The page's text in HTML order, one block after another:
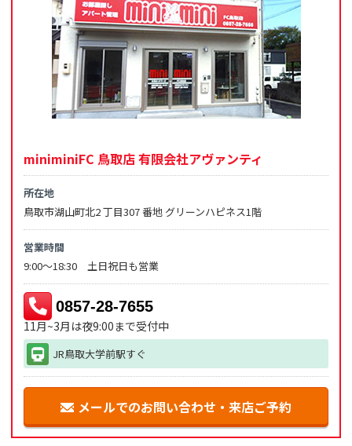
miniminiFC 鳥取店 有限会社アヴァンティ
所在地
鳥取市湖山町北2 丁目307 番地 グリーンハピネス1階
営業時間
9:00～18:30 土日祝日も営業
0857-28-7655
11月~3月は夜9:00まで受付中
JR鳥取大学前駅すぐ
メールでのお問い合わせ・来店ご予約